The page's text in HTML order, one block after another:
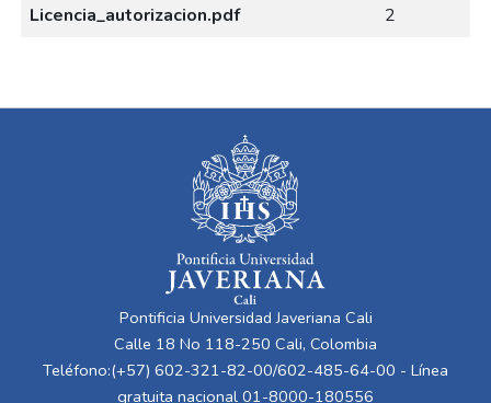
Licencia_autorizacion.pdf
2
Pontificia Universidad Javeriana Cali
Calle 18 No 118-250 Cali, Colombia
Teléfono:(+57) 602-321-82-00/602-485-64-00 - Línea
gratuita nacional 01-8000-180556